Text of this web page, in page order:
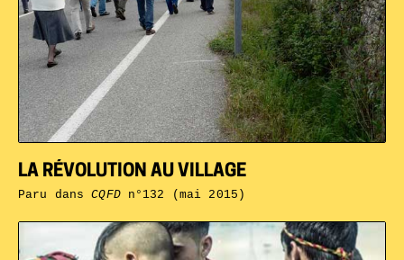
LA RÉVOLUTION AU VILLAGE
Paru dansCQFDn°132 (mai 2015)